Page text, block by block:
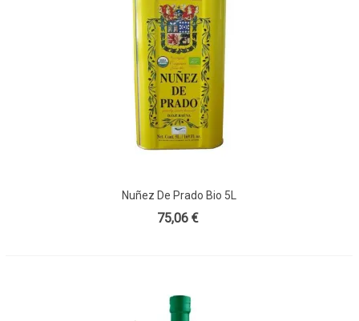
Nuñez De Prado Bio 5L
75,06 €